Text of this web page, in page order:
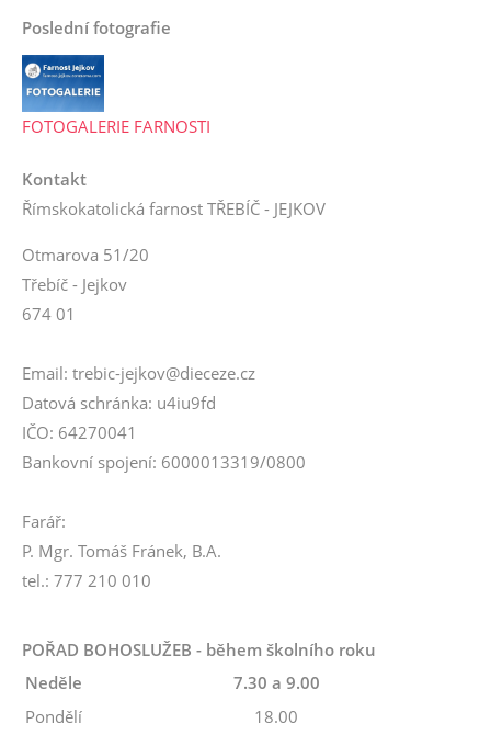
Poslední fotografie
FOTOGALERIE FARNOSTI
Kontakt
Římskokatolická farnost TŘEBÍČ - JEJKOV
Otmarova 51/20
Třebíč - Jejkov
674 01
Email: trebic-jejkov@dieceze.cz
Datová schránka: u4iu9fd
IČO: 64270041
Bankovní spojení: 6000013319/0800
Farář:
P. Mgr. Tomáš Fránek, B.A.
tel.: 777 210 010
POŘAD BOHOSLUŽEB - během školního roku
Neděle
7.30 a 9.00
Pondělí
18.00